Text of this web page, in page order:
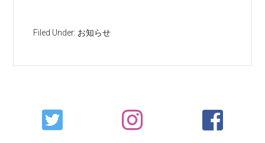
Filed Under: お知らせ
Primary
Sidebar